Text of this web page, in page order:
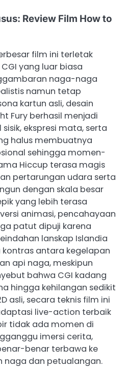
Review Film How to
film ini terletak
yang luar biasa
naga-naga
namun tetap
kartun asli, desain
Fury berhasil menjadi
ekspresi mata, serta
halus membuatnya
sehingga momen-
Hiccup terasa magis
pertarungan udara serta
dengan skala besar
yang lebih terasa
animasi, pencahayaan
patut dipuji karena
lanskap Islandia
antara kegelapan
api naga, meskipun
bahwa CGI kadang
hingga kehilangan sedikit
asli, secara teknis film ini
live-action terbaik
tidak ada momen di
imersi cerita,
benar terbawa ke
naga dan petualangan.